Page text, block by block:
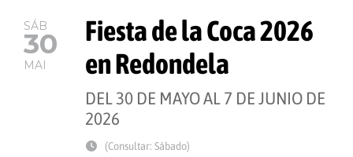
SÁB
30
MAI
Fiesta de la Coca 2026
en Redondela
DEL 30 DE MAYO AL 7 DE JUNIO DE
2026
(Consultar: Sábado)